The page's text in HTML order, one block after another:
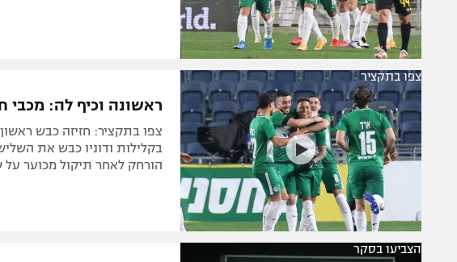
צפו בתקציר
ראשונה וכיף לה: מכבי חיפה הביסה
הורחק לאחר תיקול מכוער
הצביעו בסקר